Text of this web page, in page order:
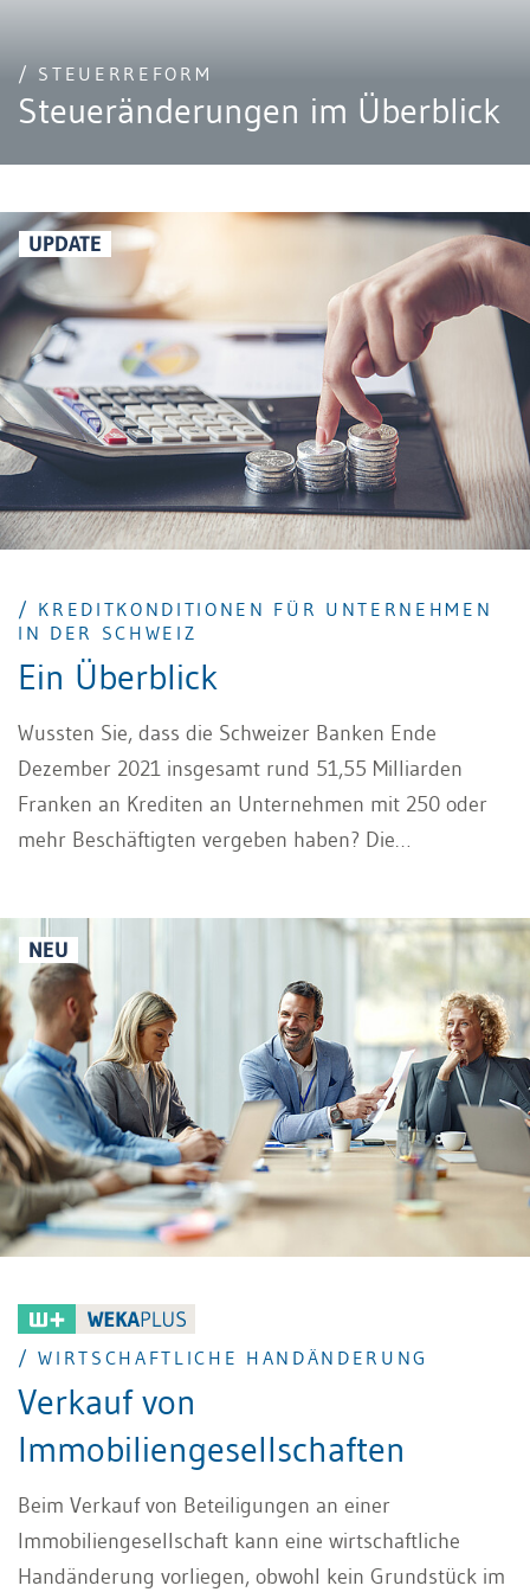
/ STEUERREFORM
Steueränderungen im Überblick
UPDATE
/ KREDITKONDITIONEN FÜR UNTERNEHMEN
IN DER SCHWEIZ
Ein Überblick
Wussten Sie, dass die Schweizer Banken Ende
Dezember 2021 insgesamt rund 51,55 Milliarden
Franken an Krediten an Unternehmen mit 250 oder
mehr Beschäftigten vergeben haben? Die
In diesem Beitrag gehen wir der Frage nach, wie
Schweizer Banken entscheiden, wem sie Geld leihen,
welche Faktoren die Kreditzinsen beeinflussen und
welche Vorteile die Kreditaufnahme bei einer
Schweizer Bank hat. Wir schauen uns auch an, wie die
Kreditkonditionen für Unternehmen in der Schweiz im
Vergleich zu anderen Ländern aussehen, welche
Arten es von Krediten gibt für Unternehmen und
untersuchen die jüngsten Veränderungen in den
NEU
/ WIRTSCHAFTLICHE HANDÄNDERUNG
Verkauf von
Immobiliengesellschaften
Beim Verkauf von Beteiligungen an einer
Immobiliengesellschaft kann eine wirtschaftliche
Handänderung vorliegen, obwohl kein Grundstück im